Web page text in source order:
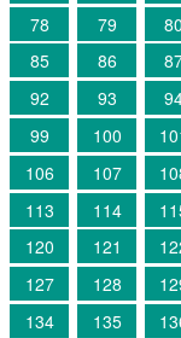
78
79 80
85
86
92
93
99
100
106
107
113
114
120
121
127
128
134
135